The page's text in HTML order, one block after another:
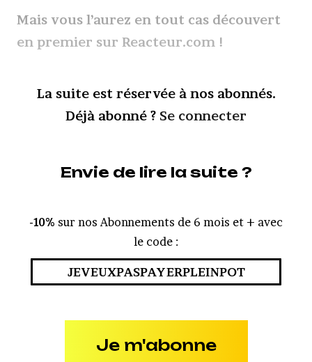
Mais vous l’aurez en tout cas découvert
en premier sur Reacteur.com !
La suite est réservée à nos abonnés.
Déjà abonné ? Se connecter
Envie de lire la suite ?
-10% sur nos Abonnements de 6 mois et + avec
le code :
JEVEUXPASPAYERPLEINPOT
Je m'abonne